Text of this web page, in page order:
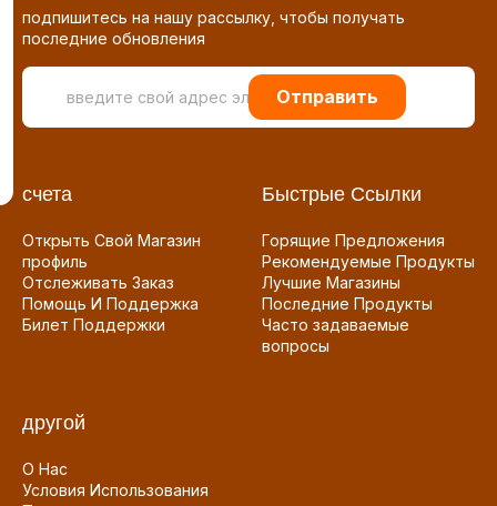
подпишитесь на нашу рассылку, чтобы получать
последние обновления
Отправить
счета
Открыть Свой Магазин
профиль
Отслеживать Заказ
Помощь И Поддержка
Билет Поддержки
Быстрые Ссылки
Горящие Предложения
Рекомендуемые Продукты
Лучшие Магазины
Последние Продукты
Часто задаваемые
вопросы
другой
О Нас
Условия Использования